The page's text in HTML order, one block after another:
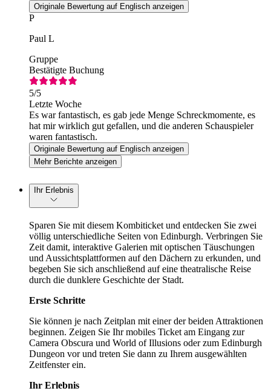
Originale Bewertung auf Englisch anzeigen
P
Paul L
Gruppe
Bestätigte Buchung
5/5
Letzte Woche
Es war fantastisch, es gab jede Menge Schreckmomente, es
hat mir wirklich gut gefallen, und die anderen Schauspieler
waren fantastisch.
Originale Bewertung auf Englisch anzeigen
Mehr Berichte anzeigen
Ihr Erlebnis
Sparen Sie mit diesem Kombiticket und entdecken Sie zwei
völlig unterschiedliche Seiten von Edinburgh. Verbringen Sie
Zeit damit, interaktive Galerien mit optischen Täuschungen
und Aussichtsplattformen auf den Dächern zu erkunden, und
begeben Sie sich anschließend auf eine theatralische Reise
durch die dunklere Geschichte der Stadt.
Erste Schritte
Sie können je nach Zeitplan mit einer der beiden Attraktionen
beginnen. Zeigen Sie Ihr mobiles Ticket am Eingang zur
Camera Obscura und World of Illusions oder zum Edinburgh
Dungeon vor und treten Sie dann zu Ihrem ausgewählten
Zeitfenster ein.
Ihr Erlebnis